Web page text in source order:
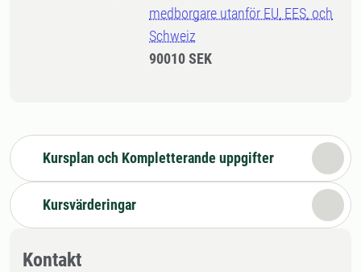
medborgare utanför EU, EES, och
Schweiz
90010 SEK
Kursplan och Kompletterande uppgifter
Kursvärderingar
Kontakt